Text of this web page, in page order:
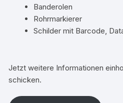
Banderolen
Rohrmarkierer
Schilder mit Barcode,
Jetzt weitere Informationen
schicken.